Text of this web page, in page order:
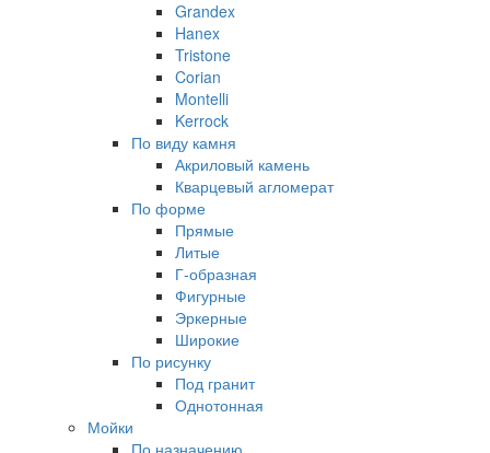
Grandex
Hanex
Tristone
Corian
Montelli
Kerrock
По виду камня
Акриловый камень
Кварцевый агломерат
По форме
Прямые
Литые
Г-образная
Фигурные
Эркерные
Широкие
По рисунку
Под гранит
Однотонная
Мойки
По назначению